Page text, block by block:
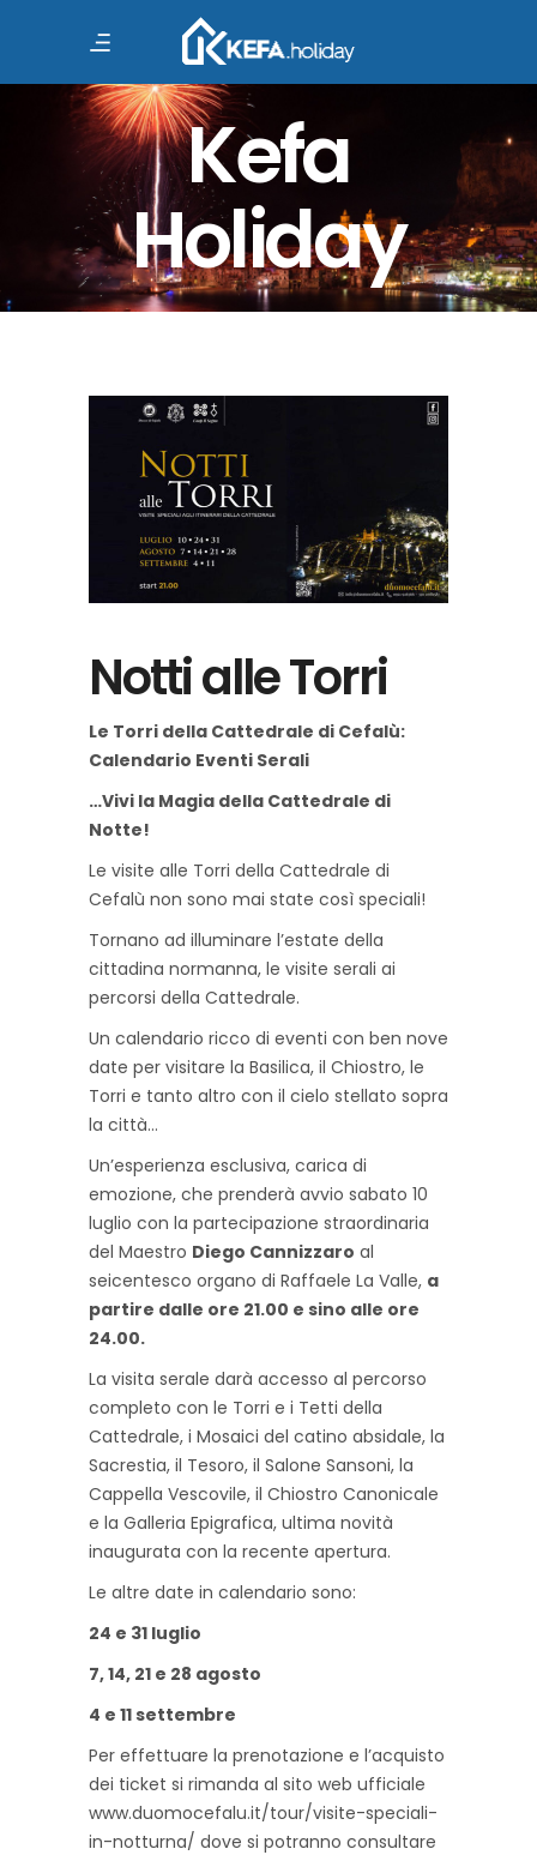
Kefa
Holiday
Notti alle Torri
Le Torri della Cattedrale di Cefalù:
Calendario Eventi Serali
…Vivi la Magia della Cattedrale di
Notte!
Le visite alle Torri della Cattedrale di
Cefalù non sono mai state così speciali!
Tornano ad illuminare l’estate della
cittadina normanna, le visite serali ai
percorsi della Cattedrale.
Un calendario ricco di eventi con ben nove
date per visitare la Basilica, il Chiostro, le
Torri e tanto altro con il cielo stellato sopra
la città…
Un’esperienza esclusiva, carica di
emozione, che prenderà avvio sabato 10
luglio con la partecipazione straordinaria
del Maestro Diego Cannizzaro al
seicentesco organo di Raffaele La Valle, a
partire dalle ore 21.00 e sino alle ore
24.00.
La visita serale darà accesso al percorso
completo con le Torri e i Tetti della
Cattedrale, i Mosaici del catino absidale, la
Sacrestia, il Tesoro, il Salone Sansoni, la
Cappella Vescovile, il Chiostro Canonicale
e la Galleria Epigrafica, ultima novità
inaugurata con la recente apertura.
Le altre date in calendario sono:
24 e 31 luglio
7, 14, 21 e 28 agosto
4 e 11 settembre
Per effettuare la prenotazione e l’acquisto
dei ticket si rimanda al sito web ufficiale
www.duomocefalu.it/tour/visite-speciali-
in-notturna/ dove si potranno consultare